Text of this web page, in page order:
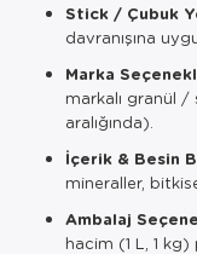
Stick / Çubuk
davranışına
Marka
markalı granül
aralığında).
İçerik & Besin
mineraller,
Ambalaj
hacim (1 L, 1